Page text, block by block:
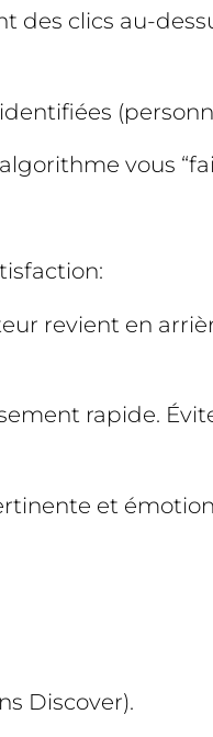
des clics au-
vous
revient en
rapide.
et
Discover).